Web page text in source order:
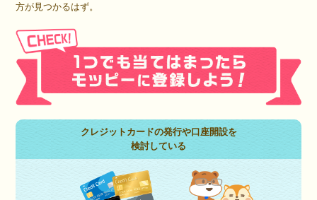
方が見つかるはず。
クレジットカードの発行や口座開設を
検討している